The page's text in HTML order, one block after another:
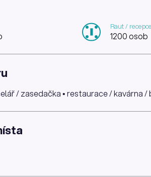
Raut / recepce
1200 osob
/ zasedačka • restaurace / kavárna